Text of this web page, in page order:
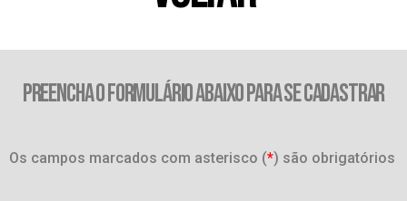
PREENCHA O FORMULÁRIO ABAIXO PARA SE CADASTRAR
Os campos marcados com asterisco (*) são obrigatórios